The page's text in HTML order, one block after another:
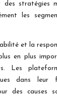
des stratégies
les
et la
en plus
Les
dans leur
des causes